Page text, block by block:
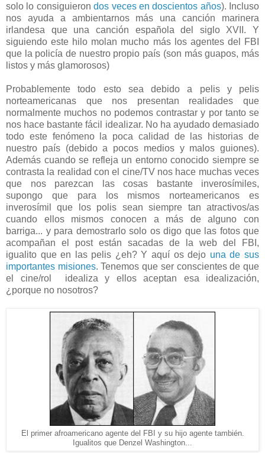
solo lo consiguierondos veces en doscientos años). Incluso
nos ayuda a ambientarnos más una canción marinera
irlandesa que una canción española del siglo XVII. Y
siguiendo este hilo molan mucho más los agentes del FBI
que la policía de nuestro propio país (son más guapos, más
listos y más glamorosos)
Probablemente todo esto sea debido a pelis y pelis
norteamericanas que nos presentan realidades que
normalmente muchos no podemos contrastar y por tanto se
nos hace bastante fácil idealizar. No ha ayudado demasiado
todo este fenómeno la poca calidad de las historias de
nuestro país (debido a pocos medios y malos guiones).
Además cuando se refleja un entorno conocido siempre se
contrasta la realidad con el cine/TV nos hace muchas veces
que nos parezcan las cosas bastante inverosímiles,
supongo que para los mismos norteamericanos es
inverosímil que los polis sean siempre tan atractivos/as
cuando ellos mismos conocen a más de alguno con
barriga... y para demostrarlo solo os digo que las fotos que
acompañan el post están sacadas de la web del FBI,
igualito que en las pelis ¿eh? Y aquí os dejo una de sus
importantes misiones. Tenemos que ser conscientes de que
el cine/rol idealiza y ellos aceptan esa idealización,
¿porque no nosotros?
El primer afroamericano agente del FBI y su hijo agente también.
Igualitos que Denzel Washington...